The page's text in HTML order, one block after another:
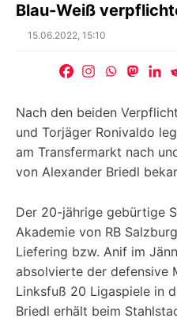
Blau-Weiß
Posted
15.06.2022, 15:10
Nach den beiden
und Torjäger Ronivaldo
am Transfermarkt nach
von Alexander Briedl
Der 20-jährige gebürtige
Akademie von RB
Liefering bzw. Anif im
absolvierte der defensive
Linksfuß 20 Ligaspiele in
Briedl erhält beim